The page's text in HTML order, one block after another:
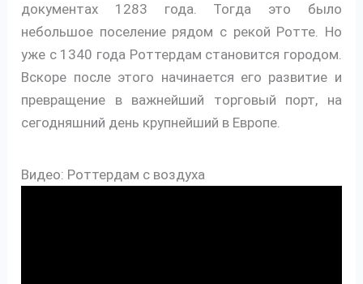
документах 1283 года. Тогда это было
небольшое поселение рядом с рекой Ротте. Но
уже с 1340 года Роттердам становится городом.
Вскоре после этого начинается его развитие и
превращение в важнейший торговый порт, на
сегодняшний день крупнейший в Европе.
Видео: Роттердам с воздуха